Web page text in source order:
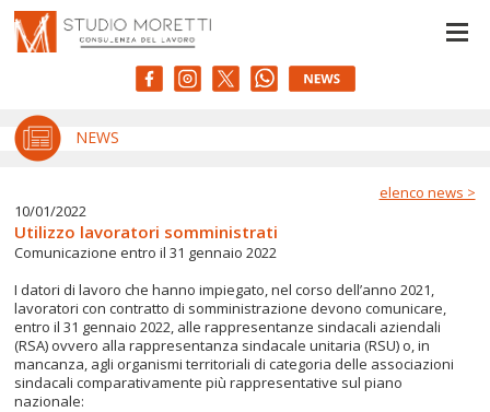
NEWS
elenco news >
10/01/2022
Utilizzo lavoratori somministrati
Comunicazione entro il 31 gennaio 2022
I datori di lavoro che hanno impiegato, nel corso dell’anno 2021,
lavoratori con contratto di somministrazione devono comunicare,
entro il 31 gennaio 2022, alle rappresentanze sindacali aziendali
(RSA) ovvero alla rappresentanza sindacale unitaria (RSU) o, in
mancanza, agli organismi territoriali di categoria delle associazioni
sindacali comparativamente più rappresentative sul piano
nazionale:
Informativa sulla raccolta
Le tue preferenze relative alla privacy